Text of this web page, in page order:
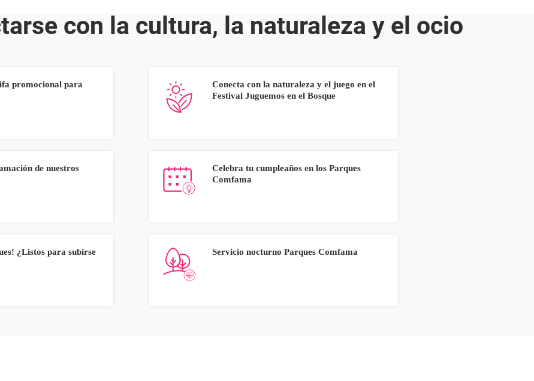
con la cultura, la naturaleza y el ocio
promocional para
de nuestros
¿Listos para subirse
Conecta con la naturaleza y el juego en el
Festival Juguemos en el Bosque
Celebra tu cumpleaños en los Parques
Comfama
Servicio nocturno Parques Comfama